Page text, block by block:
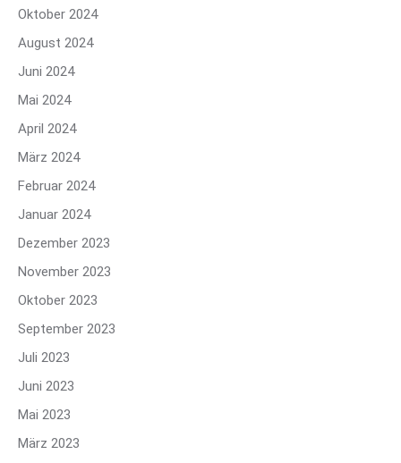
Oktober 2024
August 2024
Juni 2024
Mai 2024
April 2024
März 2024
Februar 2024
Januar 2024
Dezember 2023
November 2023
Oktober 2023
September 2023
Juli 2023
Juni 2023
Mai 2023
März 2023